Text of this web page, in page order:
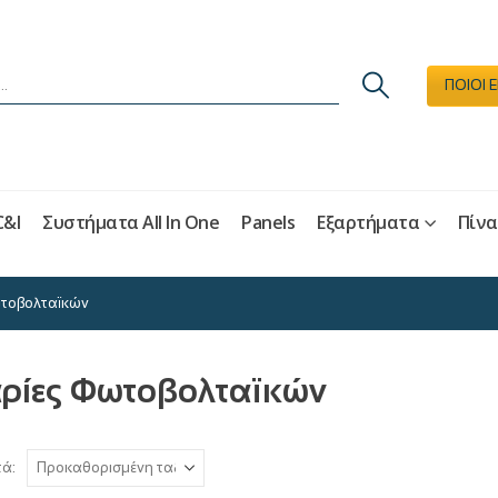
ΠΟΙΟΙ
Συστήματα All In One Panels Εξαρτήματα
Φωτοβολταϊκών